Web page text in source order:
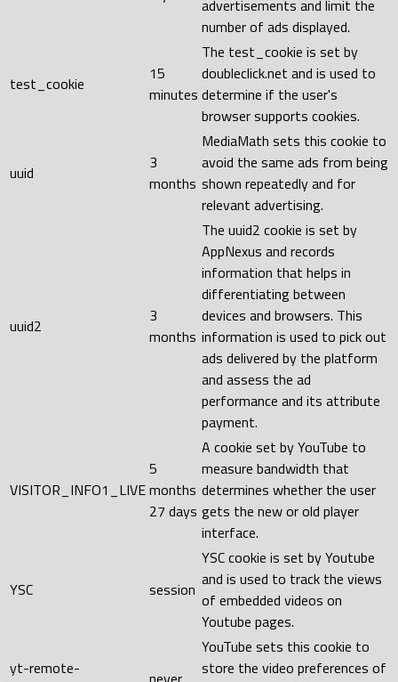
advertisements and limit the
number of ads displayed.
test_cookie
15
minutes
The test_cookie is set by
doubleclick.net and is used to
determine if the user's
browser supports cookies.
uuid
3
months
MediaMath sets this cookie to
avoid the same ads from being
shown repeatedly and for
relevant advertising.
uuid2
3
months
The uuid2 cookie is set by
AppNexus and records
information that helps in
differentiating between
devices and browsers. This
information is used to pick out
ads delivered by the platform
and assess the ad
performance and its attribute
payment.
VISITOR_INFO1_LIVE
5
months
27 days
A cookie set by YouTube to
measure bandwidth that
determines whether the user
gets the new or old player
interface.
YSC session
YSC cookie is set by Youtube
and is used to track the views
of embedded videos on
Youtube pages.
yt-remote-
YouTube sets this cookie to
store the video preferences of